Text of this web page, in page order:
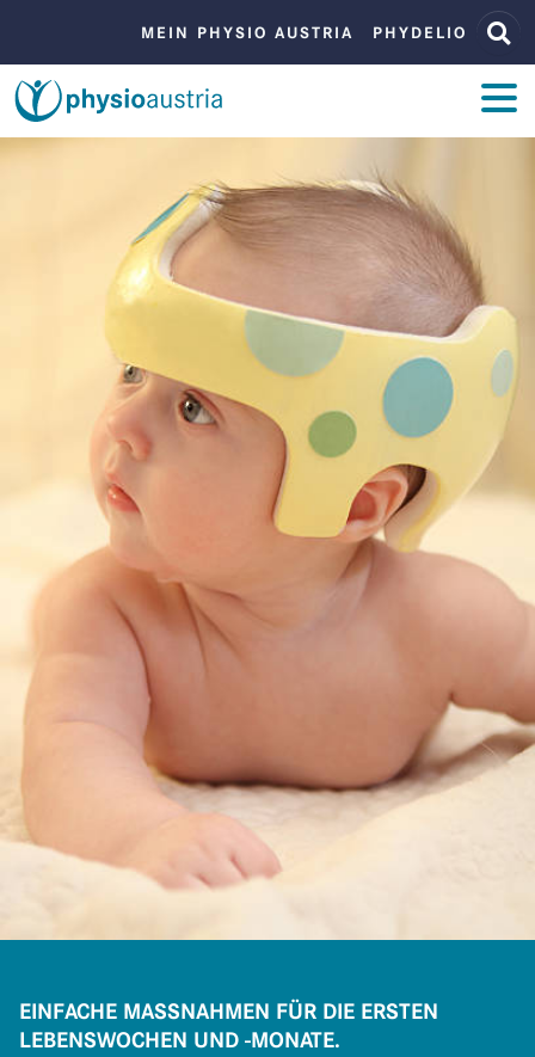
Zum Inhalt
Zur Navigation
MEIN PHYSIO AUSTRIA
PHYDELIO
ZUM INHALT
EINFACHE MASSNAHMEN FÜR DIE ERSTEN L
EBENSWOCHEN UND -MONATE.